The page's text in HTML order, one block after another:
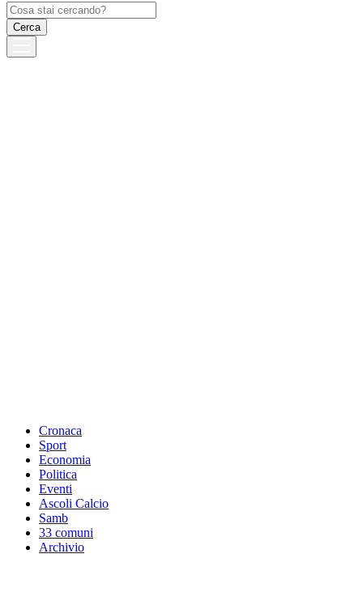
Ricerca
per:
Cronaca
Sport
Economia
Politica
Eventi
Ascoli Calcio
Samb
33 comuni
Archivio